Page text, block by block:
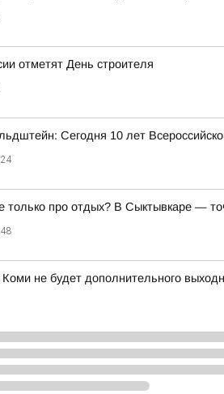
отметят День строителя
Сегодня 10 лет
только про отдых? В Сыктывкаре —
не будет дополнительного